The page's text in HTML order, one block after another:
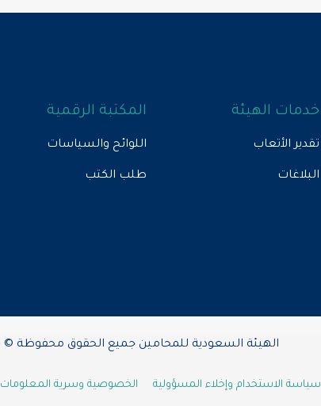
خدمات الهيئة
تقدير الأتعاب
البلاغات
المكتبة الرقمية
اللوائح والسياسات
طلب الكتب
الهيئة السعودية للمحامين جميع الحقوق محفوظة © 2026
سياسة الاستخدام وإخلاء المسؤولية الخصوصية وسرية المعلومات